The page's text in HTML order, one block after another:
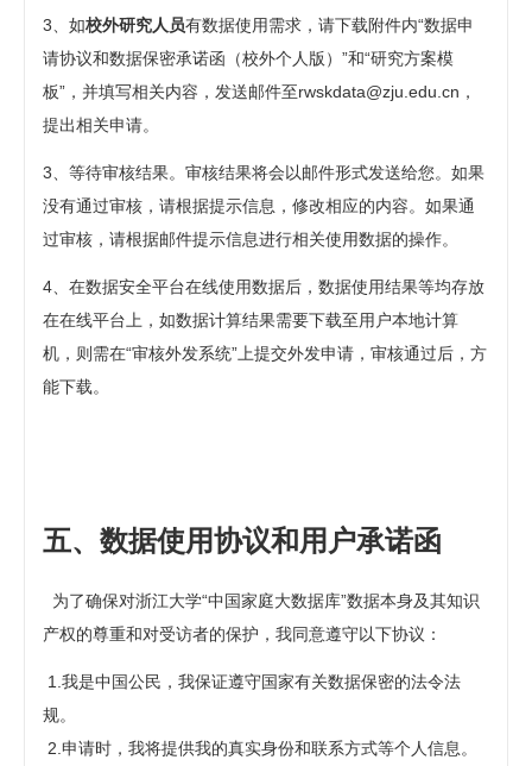
3、如校外研究人员有数据使用需求，请下载附件内“数据申
请协议和数据保密承诺函（校外个人版）”和“研究方案模
板”，并填写相关内容， 发送邮件至rwskdata@zju.edu.cn ，
提出相关申请。
3、等待审核结果。审核结果将会以邮件形式发送给您。如果
没有通过审核，请根据提示信息，修改相应的内容。如果通
过审核，请根据邮件提示信息进行相关使用数据的操作。
4、在数据安全平台在线使用数据后，数据使用结果等均存放
在在线平台上，如数据计算结果需要下载至用户本地计算
机，则需在“审核外发系统”上提交外发申请，审核通过后，方
能下载。
五、数据使用协议和用户承诺函
为了确保对浙江大学“中国家庭大数据库”数据本身及其知识
产权的尊重和对受访者的保护，我同意遵守以下协议：
1.我是中国公民，我保证遵守国家有关数据保密的法令法
规。
2.申请时，我将提供我的真实身份和联系方式等个人信息。